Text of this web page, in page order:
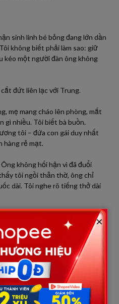
sinh linh bé bỏng đang lớn dần
không biết phải làm sao: giữ
kéo một người đàn ông không
đứt liên lạc với Trung.
mẹ mang cháo lên phòng, mắt
gì nhiều. Tôi biết bà buồn.
tôi – đứa con gái duy nhất
hàng rẻ mạt.
không hối hận vì đã đuổi
tôi ngồi thẫn thờ, ông chỉ
dài. Tôi nghe rõ tiếng thở dài
gọi trước, không hoa, không
ngoài cổng, tay đút túi quần.
Tôi ra mở cửa, giọng lạnh
náy:
lát. Không phải vì anh muốn
×